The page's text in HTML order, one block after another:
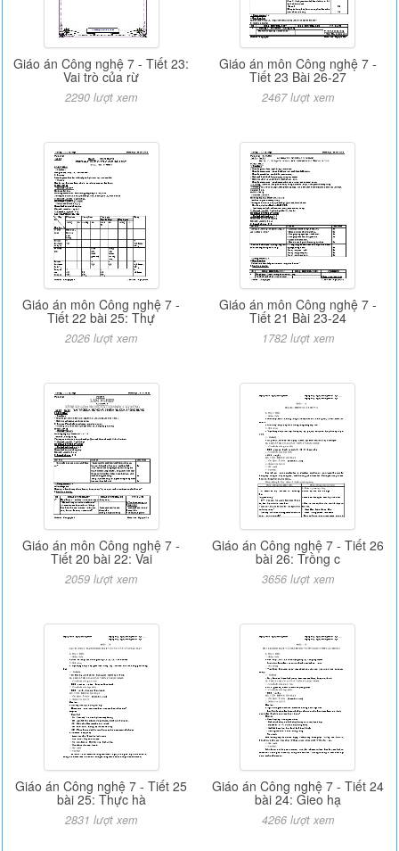
Giáo án Công nghệ 7 - Tiết 23:
Vai trò của rừ
2290 lượt xem
Giáo án môn Công nghệ 7 -
Tiết 23 Bài 26-27
2467 lượt xem
Giáo án môn Công nghệ 7 -
Tiết 22 bài 25: Thự
2026 lượt xem
Giáo án môn Công nghệ 7 -
Tiết 21 Bài 23-24
1782 lượt xem
Giáo án môn Công nghệ 7 -
Tiết 20 bài 22: Vai
2059 lượt xem
Giáo án Công nghệ 7 - Tiết 26
bài 26: Trồng c
3656 lượt xem
Giáo án Công nghệ 7 - Tiết 25
bài 25: Thực hà
2831 lượt xem
Giáo án Công nghệ 7 - Tiết 24
bài 24: Gieo hạ
4266 lượt xem